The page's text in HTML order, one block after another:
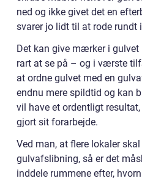
ned og ikke givet det en
svarer jo lidt til at rode rundt
Det kan give mærker i gulvet
rart at se på – og i værste
at ordne gulvet med en
endnu mere spildtid og kan
vil have et ordentligt
gjort sit forarbejde.
Ved man, at flere lokaler
gulvafslibning, så er det
inddele rummene efter,